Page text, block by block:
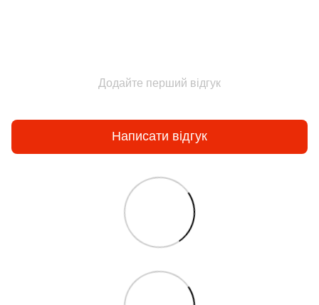
Додайте перший відгук
Написати відгук